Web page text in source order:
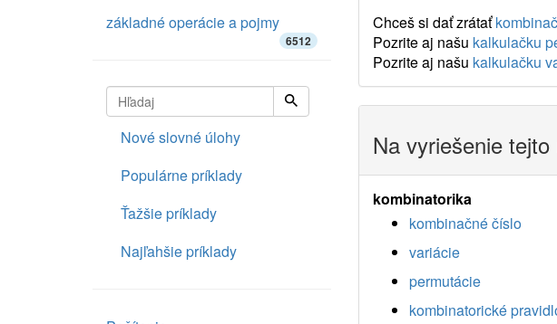
Chceš si dať zrátať
Pozrite aj našu kalkulačku
Pozrite aj našu kalkulačku
Na vyriešenie
kombinatorika
kombinačné číslo
variácie
permutácie
kombinatorické
základné operácie a pojmy
6512
Nové slovné úlohy
Populárne príklady
Ťažšie príklady
Najľahšie príklady